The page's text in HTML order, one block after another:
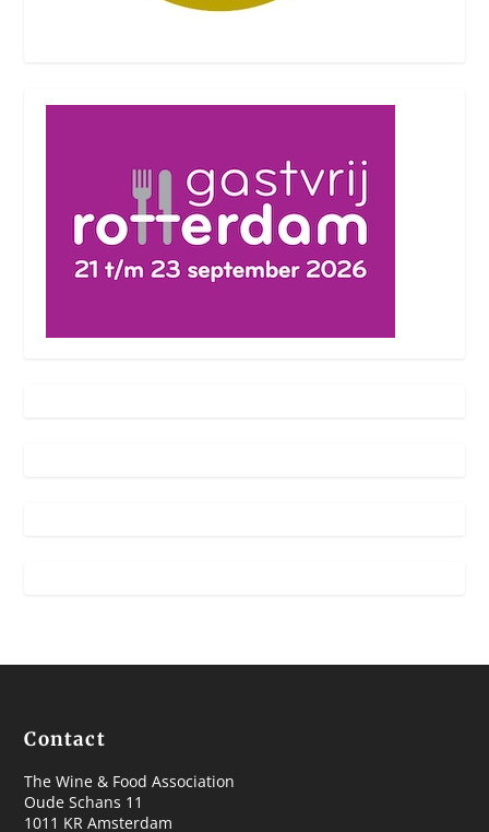
Contact
The Wine & Food Association
Oude Schans 11
1011 KR Amsterdam